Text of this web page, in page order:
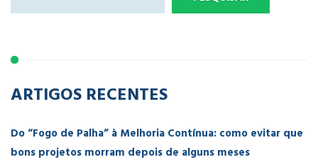
ARTIGOS RECENTES
Do “Fogo de Palha” à Melhoria Contínua: como evitar que
bons projetos morram depois de alguns meses